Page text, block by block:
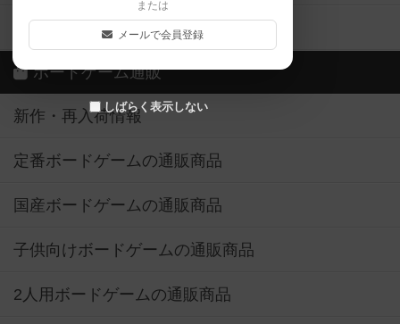
または
メールで会員登録
しばらく表示しない
ボドゲーマご利用案内
ボードゲーム通販
新作・再入荷情報
定番ボードゲームの通販商品
国産ボードゲームの通販商品
子供向けボードゲームの通販商品
2人用ボードゲームの通販商品